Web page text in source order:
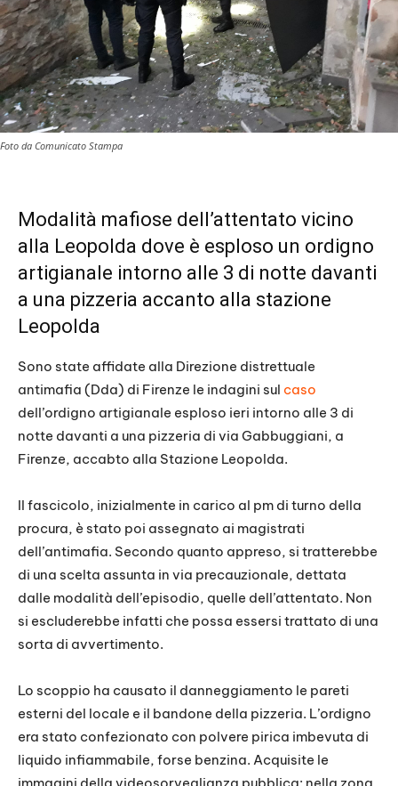
Foto da Comunicato Stampa
Modalità mafiose dell’attentato vicino
alla Leopolda dove è esploso un ordigno
artigianale intorno alle 3 di notte davanti
a una pizzeria accanto alla stazione
Leopolda
Sono state affidate alla Direzione distrettuale
antimafia (Dda) di Firenze le indagini sul caso
dell’ordigno artigianale esploso ieri intorno alle 3 di
notte davanti a una pizzeria di via Gabbuggiani, a
Firenze, accabto alla Stazione Leopolda.
Il fascicolo, inizialmente in carico al pm di turno della
procura, è stato poi assegnato ai magistrati
dell’antimafia. Secondo quanto appreso, si tratterebbe
di una scelta assunta in via precauzionale, dettata
dalle modalità dell’episodio, quelle dell’attentato. Non
si escluderebbe infatti che possa essersi trattato di una
sorta di avvertimento.
Lo scoppio ha causato il danneggiamento le pareti
esterni del locale e il bandone della pizzeria. L’ordigno
era stato confezionato con polvere pirica imbevuta di
liquido infiammabile, forse benzina. Acquisite le